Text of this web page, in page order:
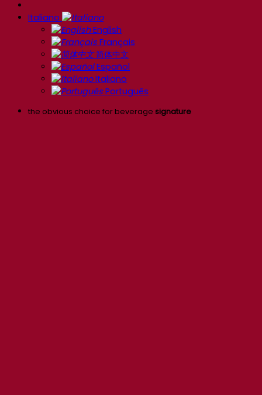
Italiano
English
Français
简体中文
Español
Italiano
Português
the obvious choice for beverage signature